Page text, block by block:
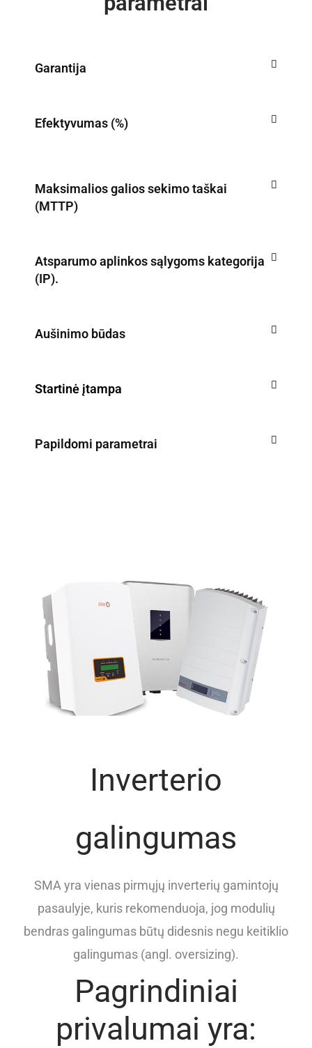
Garantija
Efektyvumas (%)
Maksimalios galios sekimo taškai
(MTTP)
Atsparumo aplinkos sąlygoms kategorija
(IP).
Aušinimo būdas
Startinė įtampa
Papildomi parametrai
Inverterio
galingumas
SMA yra vienas pirmųjų inverterių gamintojų
pasaulyje, kuris rekomenduoja, jog modulių
bendras galingumas būtų didesnis negu keitiklio
galingumas (angl. oversizing).
Pagrindiniai
privalumai yra: